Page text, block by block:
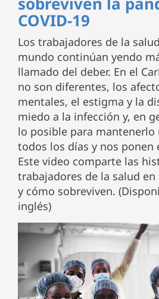
COVID-19
Los trabajadores de la
mundo continúan yendo
llamado del deber. En el
no son diferentes, los
mentales, el estigma y la
miedo a la infección y, en
lo posible para mantenerlo
todos los días y nos ponen
Este video comparte las
trabajadores de la salud en
y cómo sobreviven.
inglés)